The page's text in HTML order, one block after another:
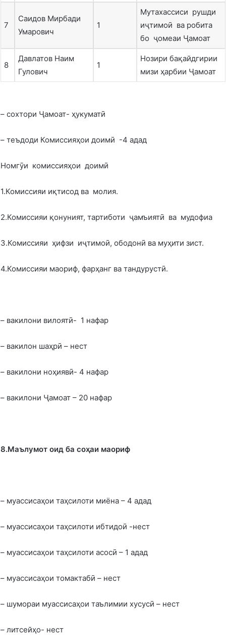
7
Саидов Мирбади
Умарович
1
Мутахассиси рушди
иҷтимоӣ ва робита
бо ҷомеаи Ҷамоат
8
Давлатов Наим
Гулович
1
Нозири бақайдгирии
мизи ҳарбии Ҷамоат
– сохтори Ҷамоат- ҳукуматӣ
– теъдоди Комиссияҳои доимӣ -4 адад
Номгӯи комиссияҳои доимӣ
1.Комиссияи иқтисод ва молия.
2.Комиссияи қонуният, тартиботи ҷамъиятӣ ва мудофиа
3.Комиссияи ҳифзи иҷтимоӣ, ободонӣ ва муҳити зист.
4.Комиссияи маориф, фарҳанг ва тандурустӣ.
– вакилони вилоятӣ- 1 нафар
– вакилон шаҳрӣ – нест
– вакилони ноҳиявӣ- 4 нафар
– вакилони Ҷамоат – 20 нафар
8.Маълумот оид ба соҳаи маориф
– муассисаҳои таҳсилоти миёна – 4 адад
– муассисаҳои таҳсилоти ибтидоӣ -нест
– муассисаҳои таҳсилоти асосӣ – 1 адад
– муассисаҳои томактабӣ – нест
– шумораи муассисаҳои таълимии хусусӣ – нест
– литсейҳо- нест